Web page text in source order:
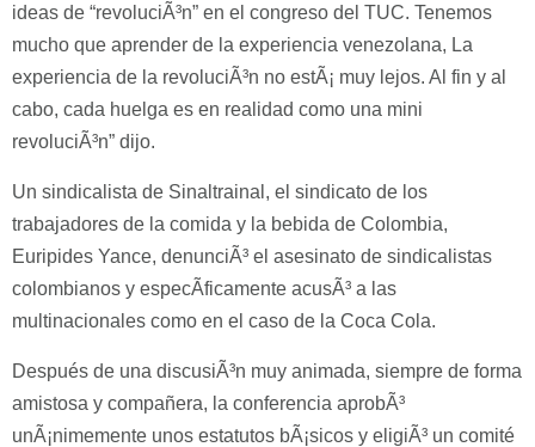
ideas de “revoluciÃ³n” en el congreso del TUC. Tenemos
mucho que aprender de la experiencia venezolana, La
experiencia de la revoluciÃ³n no estÃ¡ muy lejos. Al fin y al
cabo, cada huelga es en realidad como una mini
revoluciÃ³n” dijo.
Un sindicalista de Sinaltrainal, el sindicato de los
trabajadores de la comida y la bebida de Colombia,
Euripides Yance, denunciÃ³ el asesinato de sindicalistas
colombianos y especÃ­ficamente acusÃ³ a las
multinacionales como en el caso de la Coca Cola.
Después de una discusiÃ³n muy animada, siempre de forma
amistosa y compañera, la conferencia aprobÃ³
unÃ¡nimemente unos estatutos bÃ¡sicos y eligiÃ³ un comité